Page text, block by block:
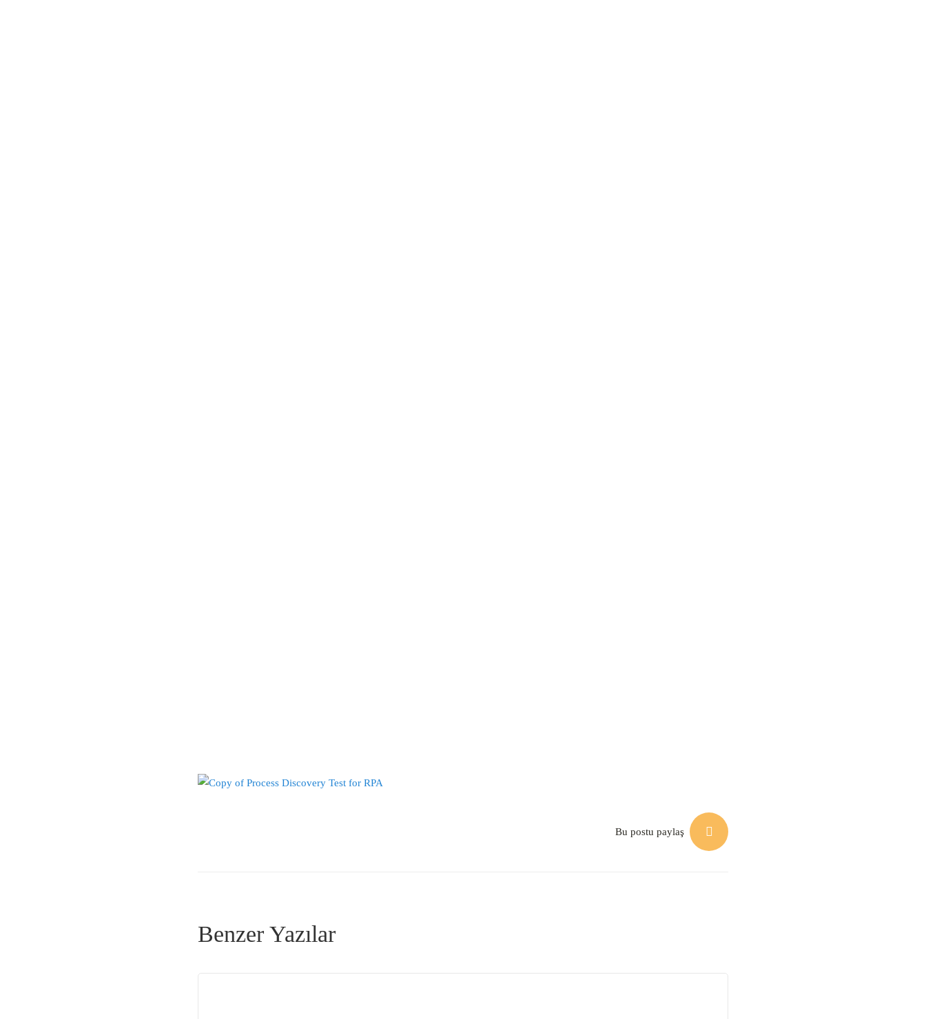
Bu postu paylaş
Benzer Yazılar